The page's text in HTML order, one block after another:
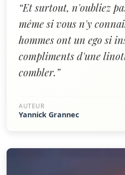
“Et surtout, n'oubliez
même si vous n'y
hommes ont un ego si
compliments d'une
combler.”
AUTEUR
Yannick Grannec